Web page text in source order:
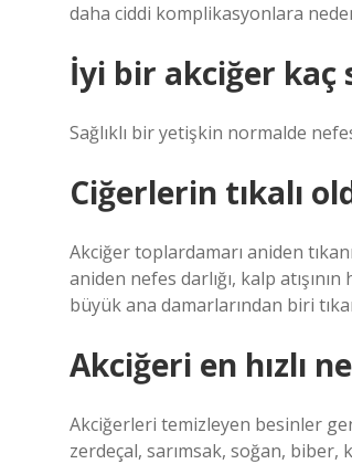
daha ciddi komplikasyonlara
İyi bir akciğer kaç
Sağlıklı bir yetişkin normalde
Ciğerlerin tıkalı
Akciğer toplardamarı aniden
aniden nefes darlığı, kalp
büyük ana damarlarından biri
Akciğeri en hızlı
Akciğerleri temizleyen besinler
zerdeçal, sarımsak, soğan, biber,